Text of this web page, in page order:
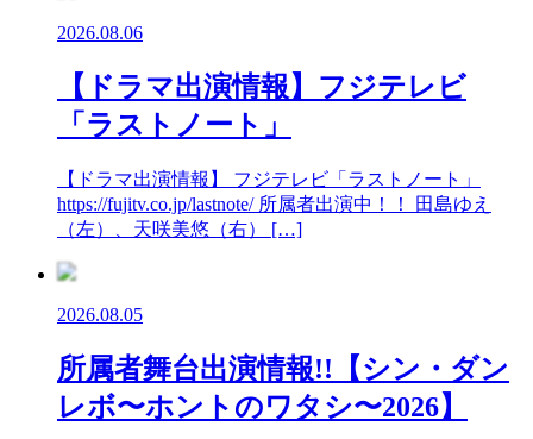
2026.08.06
【ドラマ出演情報】フジテレビ
「ラストノート」
【ドラマ出演情報】 フジテレビ「ラストノート」
https://fujitv.co.jp/lastnote/ 所属者出演中！！ 田島ゆえ
（左）、天咲美悠（右） […]
2026.08.05
所属者舞台出演情報!!【シン・ダン
レボ〜ホントのワタシ〜2026】